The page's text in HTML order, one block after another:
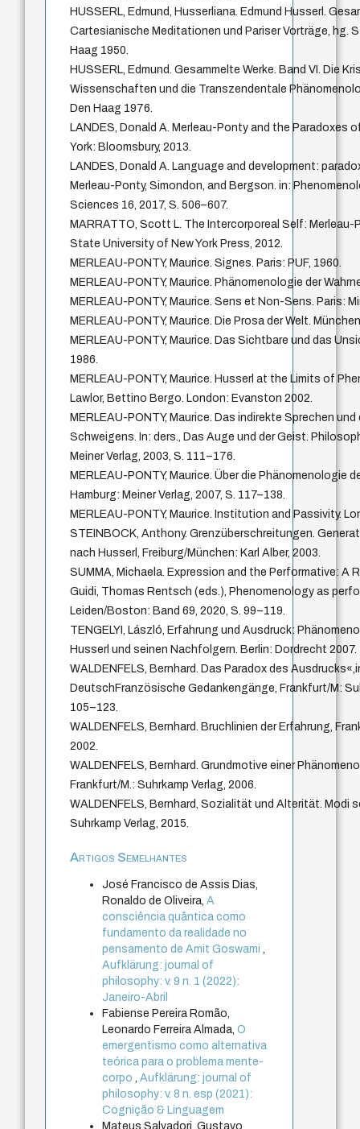
HUSSERL, Edmund, Husserliana. Edmund Husserl.
Cartesianische Meditationen und Pariser Vorträge, hg.
Haag 1950.
HUSSERL, Edmund. Gesammelte Werke. Band VI. Die
Wissenschaften und die Transzendentale
Den Haag 1976.
LANDES, Donald A. Merleau-Ponty and the Paradoxes
York: Bloomsbury, 2013.
LANDES, Donald A. Language and development:
Merleau-Ponty, Simondon, and Bergson. in:
Sciences 16, 2017, S. 506–607.
MARRATTO, Scott L. The Intercorporeal Self:
State University of New York Press, 2012.
MERLEAU-PONTY, Maurice. Signes. Paris: PUF, 1960.
MERLEAU-PONTY, Maurice. Phänomenologie der
MERLEAU-PONTY, Maurice. Sens et Non-Sens. Paris:
MERLEAU-PONTY, Maurice. Die Prosa der Welt.
MERLEAU-PONTY, Maurice. Das Sichtbare und das
1986.
MERLEAU-PONTY, Maurice. Husserl at the Limits of
Lawlor, Bettino Bergo. London: Evanston 2002.
MERLEAU-PONTY, Maurice. Das indirekte Sprechen
Schweigens. In: ders., Das Auge und der Geist.
Meiner Verlag, 2003, S. 111–176.
MERLEAU-PONTY, Maurice. Über die Phänomenologie
Hamburg: Meiner Verlag, 2007, S. 117–138.
MERLEAU-PONTY, Maurice. Institution and Passivity.
STEINBOCK, Anthony. Grenzüberschreitungen.
nach Husserl, Freiburg/München: Karl Alber, 2003.
SUMMA, Michaela. Expression and the Performative: A
Guidi, Thomas Rentsch (eds.), Phenomenology as
Leiden/Boston: Band 69, 2020, S. 99–119.
TENGELYI, László, Erfahrung und Ausdruck:
Husserl und seinen Nachfolgern. Berlin: Dordrecht 2007.
WALDENFELS, Bernhard. Das Paradox des
DeutschFranzösische Gedankengänge, Frankfurt/M:
105–123.
WALDENFELS, Bernhard. Bruchlinien der Erfahrung,
2002.
WALDENFELS, Bernhard. Grundmotive einer
Frankfurt/M.: Suhrkamp Verlag, 2006.
WALDENFELS, Bernhard, Sozialität und Alterität. Modi
Suhrkamp Verlag, 2015.
Artigos Semelhantes
José Francisco de Assis Dias,
Ronaldo de Oliveira,A
consciência quântica como
fundamento da realidade no
pensamento de Amit Goswami,
Aufklärung: journal of
philosophy: v. 9 n. 1 (2022):
Janeiro-Abril
Fabiense Pereira Romão,
Leonardo Ferreira Almada,O
emergentismo como alternativa
teórica para o problema mente-
corpo,Aufklärung: journal of
philosophy: v. 8 n. esp (2021):
Cognição & Linguagem
Mateus Salvadori, Gustavo